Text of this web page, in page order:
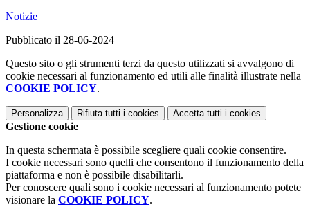
Notizie
Pubblicato il 28-06-2024
Questo sito o gli strumenti terzi da questo utilizzati si avvalgono di
cookie necessari al funzionamento ed utili alle finalità illustrate nella
COOKIE POLICY.
Personalizza Rifiuta tutti i cookies Accetta tutti i cookies
Gestione cookie
In questa schermata è possibile scegliere quali cookie consentire.
I cookie necessari sono quelli che consentono il funzionamento della
piattaforma e non è possibile disabilitarli.
Per conoscere quali sono i cookie necessari al funzionamento potete
visionare la COOKIE POLICY.